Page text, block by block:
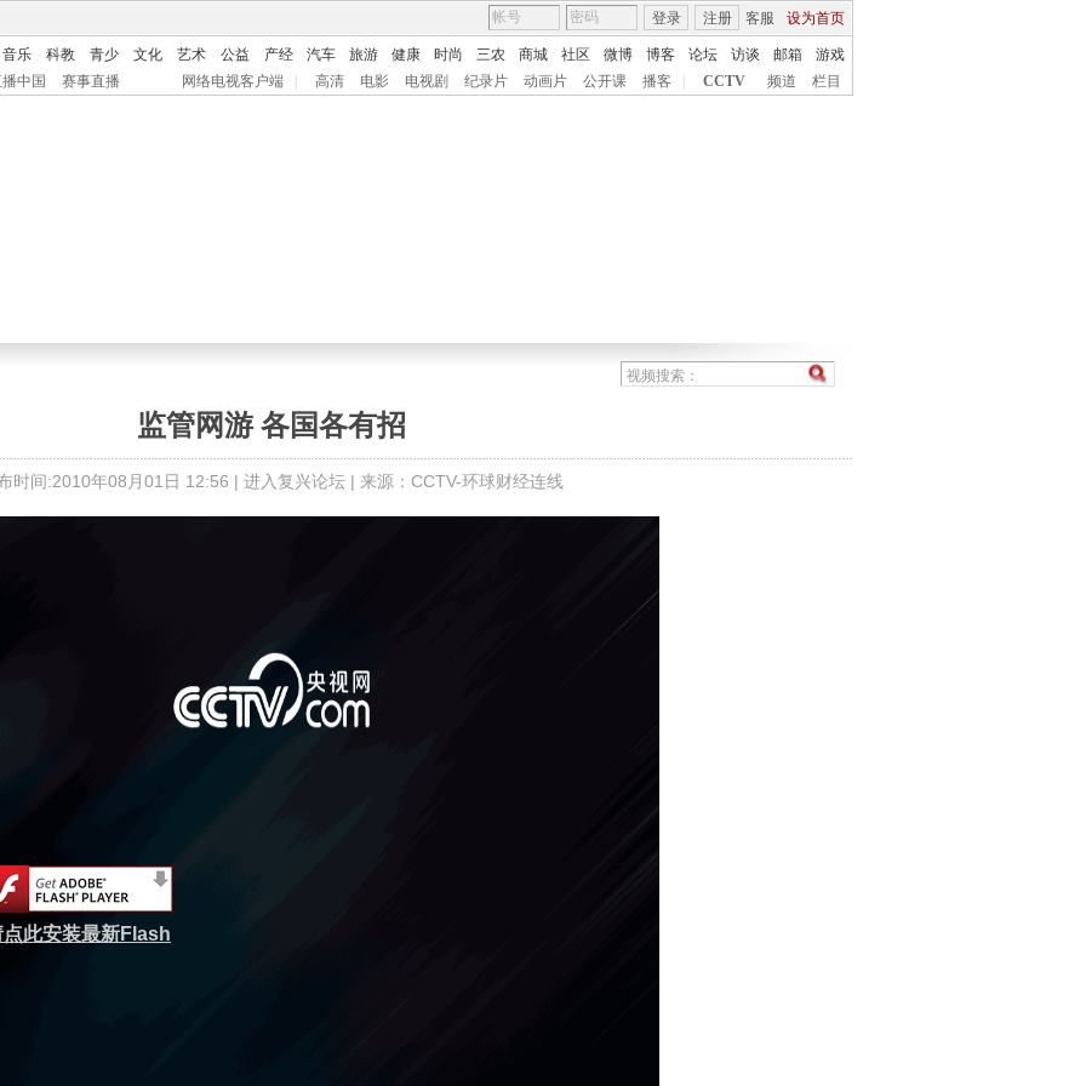
客服 设为首页
登录 注册
音乐 科教 青少 文化 艺术 公益 产经 汽车 旅游 健康 时尚 三农 商城 社区 微博 博客 论坛 访谈 邮箱
游戏
中国
赛事直播 网络电视客户端 高清 电影 电视剧 纪录片 动画片 公开课 播客 CCTV 频道 栏目
监管网游 各国各有招
时间:2010年08月01日 12:56 | 进入复兴论坛 | 来源：CCTV-环球财经连线
点此安装最新Flash